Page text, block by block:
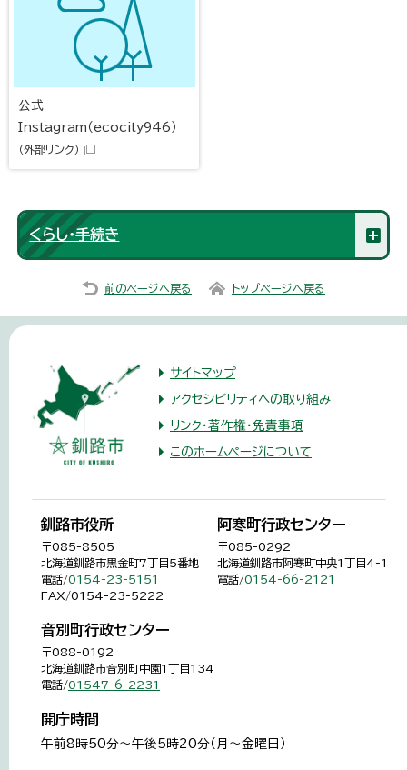
公式
Instagram（ecocity946）
（外部リンク）
くらし・手続き
前のページへ戻る トップページへ戻る
サイトマップ
アクセシビリティへの取り組み
リンク・著作権・免責事項
このホームページについて
釧路市役所
〒085-8505
北海道釧路市黒金町7丁目5番地
電話/0154-23-5151
FAX/0154-23-5222
阿寒町行政センター
〒085-0292
北海道釧路市阿寒町中央1丁目4-1
電話/0154-66-2121
音別町行政センター
〒088-0192
北海道釧路市音別町中園1丁目134
電話/01547-6-2231
開庁時間
午前8時50分～午後5時20分（月～金曜日）